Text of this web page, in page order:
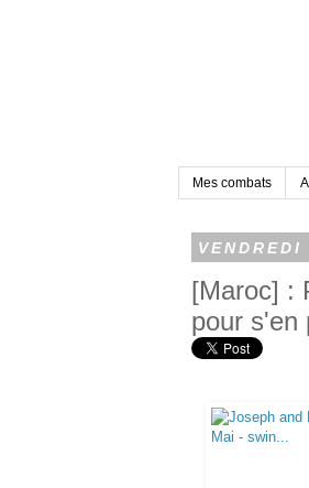
Mes combats
[Maroc] :
pour s'en